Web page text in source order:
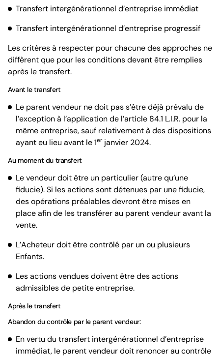
Transfert intergénérationnel d’entreprise immédiat
Transfert intergénérationnel d’entreprise progressif
Les critères à respecter pour chacune des approches ne
diffèrent que pour les conditions devant être remplies
après le transfert.
Avant le transfert
Le parent vendeur ne doit pas s’être déjà prévalu de
l’exception à l’application de l’article 84.1 L.I.R. pour la
même entreprise, sauf relativement à des dispositions
ayant eu lieu avant le 1erjanvier 2024.
Au moment du transfert
Le vendeur doit être un particulier (autre qu’une
fiducie). Si les actions sont détenues par une fiducie,
des opérations préalables devront être mises en
place afin de les transférer au parent vendeur avant la
vente.
L’Acheteur doit être contrôlé par un ou plusieurs
Enfants.
Les actions vendues doivent être des actions
admissibles de petite entreprise.
Après le transfert
Abandon du contrôle par le parent vendeur:
En vertu du transfert intergénérationnel d’entreprise
immédiat, le parent vendeur doit renoncer au contrôle